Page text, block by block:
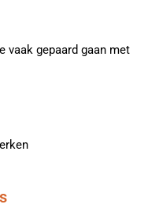
vaak gepaard gaan met